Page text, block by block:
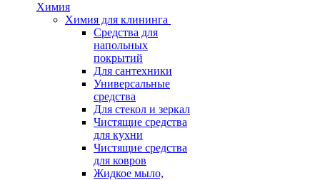
Химия
Химия для клининга
Средства для
напольных
покрытий
Для сантехники
Универсальные
средства
Для стекол и зеркал
Чистящие средства
для кухни
Чистящие средства
для ковров
Жидкое мыло,